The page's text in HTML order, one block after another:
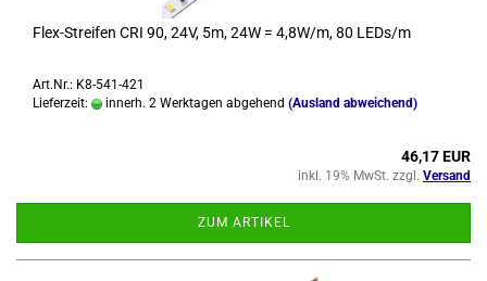
Flex-​Strei­fen CRI 90, 24V, 5m, 24W = 4,8W/m, 80 LEDs/m
Art.Nr.: K8-541-421
Lieferzeit:
innerh. 2 Werktagen abgehend (Ausland abweichend)
46,17 EUR
inkl. 19% MwSt. zzgl. Versand
ZUM ARTIKEL